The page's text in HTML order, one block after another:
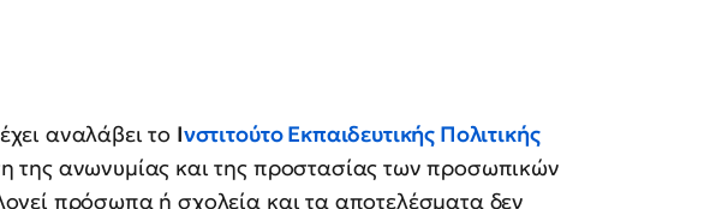
αναλάβει το Ινστιτούτο Εκπαιδευτικής Πολιτικής
της ανωνυμίας και της προστασίας των προσωπικών
πρόσωπα ή σχολεία και τα αποτελέσματα δεν